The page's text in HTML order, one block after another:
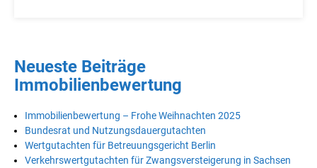
Neueste Beiträge
Immobilienbewertung
Immobilienbewertung – Frohe Weihnachten 2025
Bundesrat und Nutzungsdauergutachten
Wertgutachten für Betreuungsgericht Berlin
Verkehrswertgutachten für Zwangsversteigerung in Sachsen